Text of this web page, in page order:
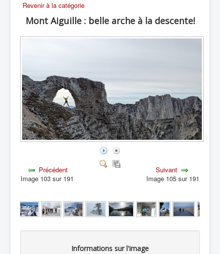
Revenir à la catégorie
Mont Aiguille : belle arche à la descente!
Précédent
Image 103 sur 191
Suivant
Image 105 sur 191
Informations sur l'image